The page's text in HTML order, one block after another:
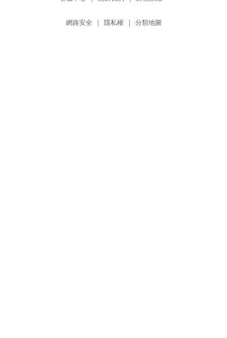
網路安全 | 隱私權 | 分類地圖